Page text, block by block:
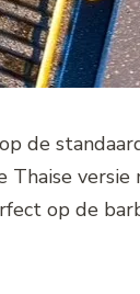
de
Thaise
op de